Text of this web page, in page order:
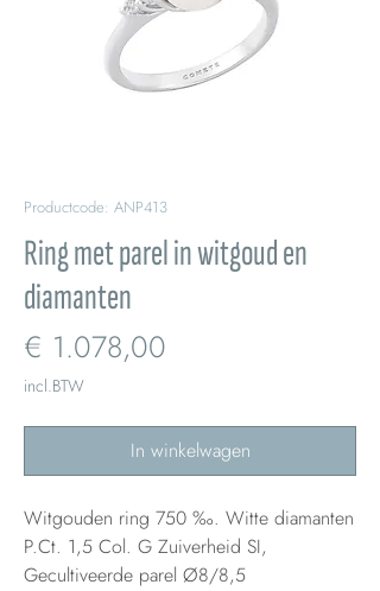
Productcode: ANP413
Ring met parel in witgoud en
diamanten
€ 1.078,00
incl.BTW
In winkelwagen
Witgouden ring 750 ‰. Witte diamanten
P.Ct. 1,5 Col. G Zuiverheid SI,
Gecultiveerde parel Ø8/8,5